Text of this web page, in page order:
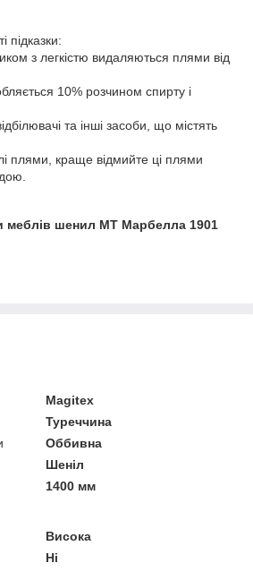
підказки:
з легкістю видаляються плями від
10% розчином спирту і
та інші засоби, що містять
плями, краще відмийте ці плями
меблів шенил МТ Марбелла 1901
Magitex
Туреччина
Оббивна
Шеніл
1400 мм
Висока
Ні